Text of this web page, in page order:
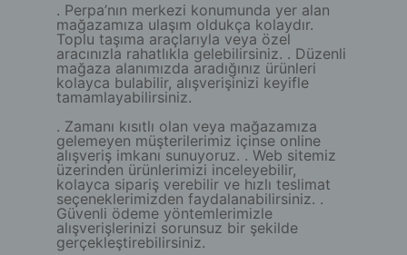
. Perpa’nın merkezi konumunda yer alan
mağazamıza ulaşım oldukça kolaydır.
Toplu taşıma araçlarıyla veya özel
aracınızla rahatlıkla gelebilirsiniz. . Düzenli
mağaza alanımızda aradığınız ürünleri
kolayca bulabilir, alışverişinizi keyifle
tamamlayabilirsiniz.
. Zamanı kısıtlı olan veya mağazamıza
gelemeyen müşterilerimiz içinse online
alışveriş imkanı sunuyoruz. . Web sitemiz
üzerinden ürünlerimizi inceleyebilir,
kolayca sipariş verebilir ve hızlı teslimat
seçeneklerimizden faydalanabilirsiniz. .
Güvenli ödeme yöntemlerimizle
alışverişlerinizi sorunsuz bir şekilde
gerçekleştirebilirsiniz.